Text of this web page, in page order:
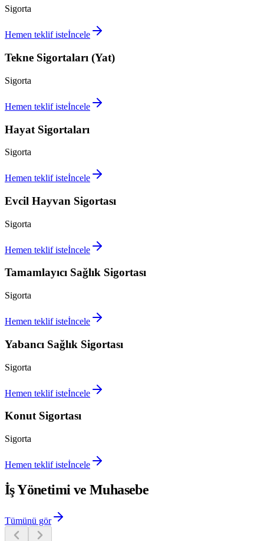
Sigorta
Hemen teklif isteİncele
Tekne Sigortaları (Yat)
Sigorta
Hemen teklif isteİncele
Hayat Sigortaları
Sigorta
Hemen teklif isteİncele
Evcil Hayvan Sigortası
Sigorta
Hemen teklif isteİncele
Tamamlayıcı Sağlık Sigortası
Sigorta
Hemen teklif isteİncele
Yabancı Sağlık Sigortası
Sigorta
Hemen teklif isteİncele
Konut Sigortası
Sigorta
Hemen teklif isteİncele
İş Yönetimi ve Muhasebe
Tümünü gör